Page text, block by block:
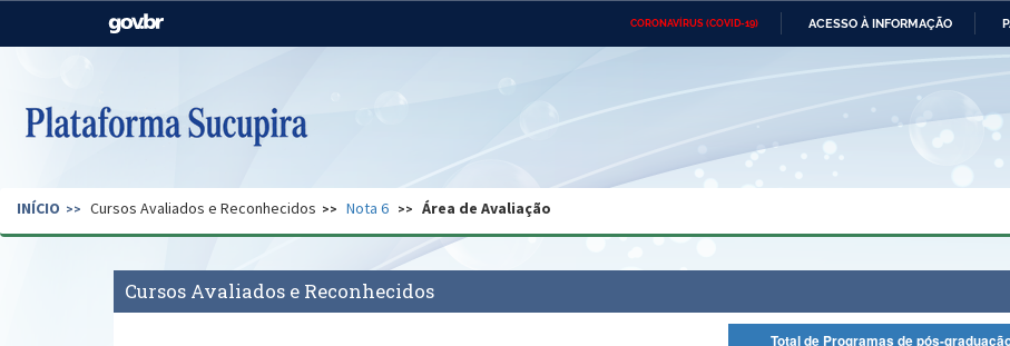
CORONAVÍRUS (COVID-19) ACESSO À INFORMAÇÃO
Casa Civil Ministério das Relações
Pecuária e Abastecimento
Ministério do Desenvolvimento
Regional e dos
Secretaria de Governo Gabinete de Segurança Advocacia-Geral da União Banco Central do Brasil
INÍCIO Cursos Avaliados e Reconhecidos Nota 6 Área de Avaliação
Cursos Avaliados e Reconhecidos
Total de Programas de pós-